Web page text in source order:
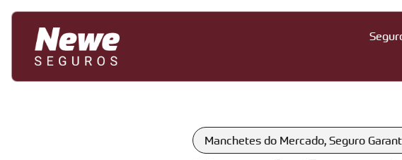
Manchetes do Mercado, Seguro